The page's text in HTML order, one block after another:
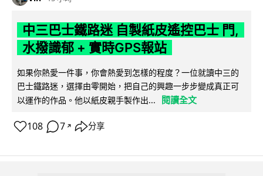
中三巴士鐵路迷 自製紙皮遙控巴士 門,
水撥識郁 + 實時GPS報站
如果你熱愛一件事，你會熱愛到怎樣的程度？一位就讀中三的
巴士鐵路迷，選擇由零開始，把自己的興趣一步步變成真正可
以運作的作品。他以紙皮親手製作出...
閱讀全文
108 7 ↗ 分享